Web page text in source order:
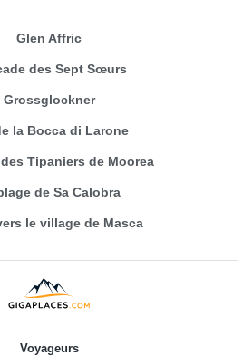
Glen Affric
des Sept Sœurs
Grossglockner
la Bocca di Larone
Tipaniers de Moorea
de Sa Calobra
le village de Masca
Voyageurs